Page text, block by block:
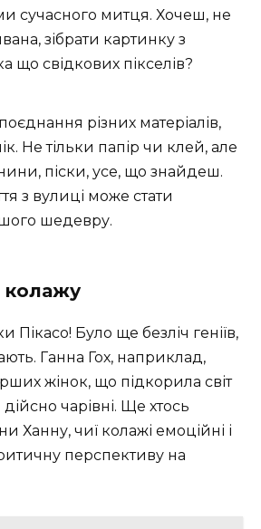
сучасного митця. Хочеш, не
зібрати картинку з
що свідкових пікселів?
різних матеріалів,
Не тільки папір чи клей, але
піски, усе, що знайдеш.
з вулиці може стати
шедевру.
колажу
Пікасо! Було ще безліч геніїв,
Ганна Гох, наприклад,
жінок, що підкорила світ
дійсно чарівні. Ще хтось
Ханну, чиї колажі емоційні і
перспективу на